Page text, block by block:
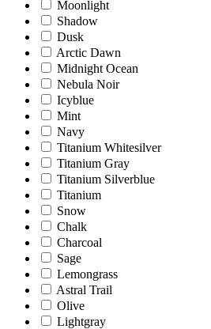
Moonlight
Shadow
Dusk
Arctic Dawn
Midnight Ocean
Nebula Noir
Icyblue
Mint
Navy
Titanium Whitesilver
Titanium Gray
Titanium Silverblue
Titanium
Snow
Chalk
Charcoal
Sage
Lemongrass
Astral Trail
Olive
Lightgray